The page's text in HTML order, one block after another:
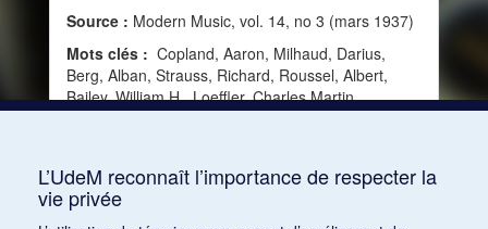
Source : Modern Music, vol. 14, no 3 (mars 1937)
Mots clés : Copland, Aaron, Milhaud, Darius,
Berg, Alban, Strauss, Richard, Roussel, Albert,
Bailey, William H., Loeffler, Charles Martin,
L’UdeM reconnaît l’importance de respecter la
vie privée